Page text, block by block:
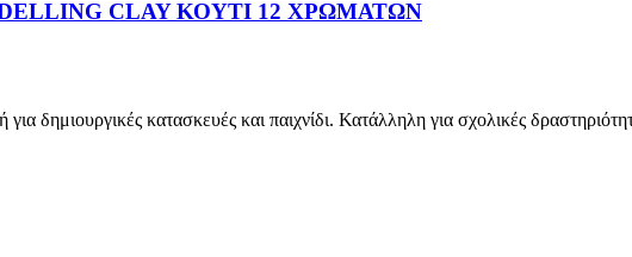
CLAY ΚΟΥΤΙ 12 ΧΡΩΜΑΤΩΝ
κατασκευές και παιχνίδι. Κατάλληλη για σχολικές